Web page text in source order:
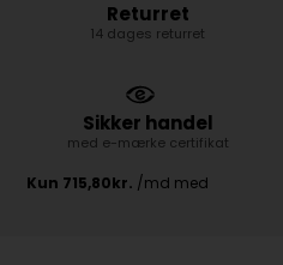
Returret
14 dages returret
Sikker handel
med e-mærke certifikat